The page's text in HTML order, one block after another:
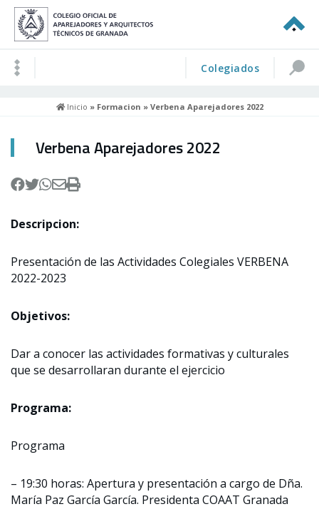
Colegiados
Inicio » Formacion » Verbena Aparejadores 2022
Verbena Aparejadores 2022
Descripcion:
Presentación de las Actividades Colegiales VERBENA
2022-2023
Objetivos:
Dar a conocer las actividades formativas y culturales
que se desarrollaran durante el ejercicio
Programa:
Programa
– 19:30 horas: Apertura y presentación a cargo de Dña.
María Paz García García. Presidenta COAAT Granada